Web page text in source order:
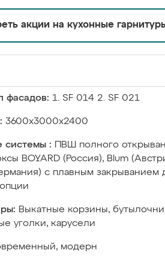
акции на кухонные
фасадов: 1. SF 014 2. SF 021
3600х3000х2400
системы :
ПВШ полного
BOYARD (Россия), Blum
с плавным закрыванием
Выкатные корзины,
уголки, карусели
модерн